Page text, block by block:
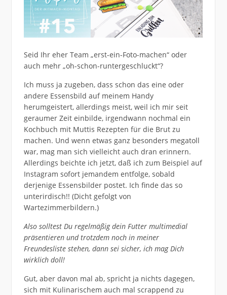
Seid Ihr eher Team „erst-ein-Foto-machen“ oder
auch mehr „oh-schon-runtergeschluckt“?
Ich muss ja zugeben, dass schon das eine oder
andere Essensbild auf meinem Handy
herumgeistert, allerdings meist, weil ich mir seit
geraumer Zeit einbilde, irgendwann nochmal ein
Kochbuch mit Muttis Rezepten für die Brut zu
machen. Und wenn etwas ganz besonders megatoll
war, mag man sich vielleicht auch dran erinnern.
Allerdings beichte ich jetzt, daß ich zum Beispiel auf
Instagram sofort jemandem entfolge, sobald
derjenige Essensbilder postet. Ich finde das so
unterirdisch!! (Dicht gefolgt von
Wartezimmerbildern.)
Also solltest Du regelmäßig dein Futter multimedial
präsentieren und trotzdem noch in meiner
Freundesliste stehen, dann sei sicher, ich mag Dich
wirklich doll!
Gut, aber davon mal ab, spricht ja nichts dagegen,
sich mit Kulinarischem auch mal scrappend zu